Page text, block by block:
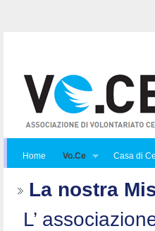
Home Vo.Ce Casa di
La nostra
L’